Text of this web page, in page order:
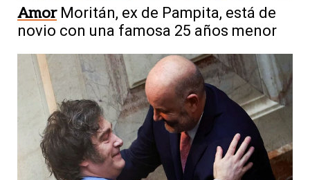
Amor Moritán, ex de Pampita, está de
novio con una famosa 25 años menor